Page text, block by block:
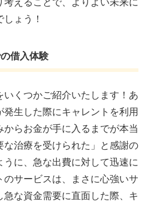
ょう！
借入体験
いくつかご紹介いたします！あ
生した際にキャレントを利用
からお金が手に入るまでが本当
な治療を受けられた」と感謝の
に、急な出費に対して迅速に
サービスは、まさに心強いサ
な資金需要に直面した際、キ